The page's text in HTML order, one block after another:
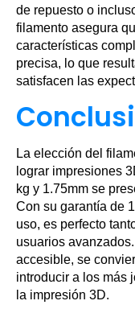
de repuesto o
filamento asegura
características
precisa, lo que
satisfacen las
La elección del
lograr impresiones
kg y 1.75mm se
Con su garantía de
uso, es perfecto
usuarios
accesible, se
introducir a los más
la impresión 3D.